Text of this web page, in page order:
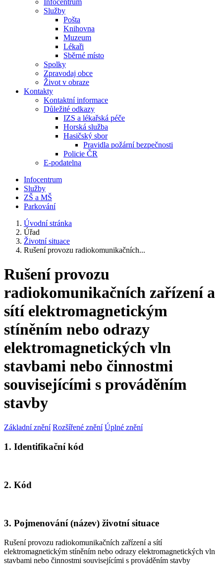
Infocentrum
Služby
Pošta
Knihovna
Muzeum
Lékaři
Sběrné místo
Spolky
Zpravodaj obce
Život v obraze
Kontakty
Kontaktní informace
Důležité odkazy
IZS a lékařská péče
Horská služba
Hasičský sbor
Pravidla požární bezpečnosti
Policie ČR
E-podatelna
Infocentrum
Služby
ZŠ a MŠ
Parkování
Úvodní stránka
Úřad
Životní situace
Rušení provozu radiokomunikačních...
Rušení provozu
radiokomunikačních zařízení a
sítí elektromagnetickým
stíněním nebo odrazy
elektromagnetických vln
stavbami nebo činnostmi
souvisejícími s prováděním
stavby
Základní znění Rozšířené znění Úplné znění
1. Identifikační kód
2. Kód
3. Pojmenování (název) životní situace
Rušení provozu radiokomunikačních zařízení a sítí
elektromagnetickým stíněním nebo odrazy elektromagnetických vln
stavbami nebo činnostmi souvisejícími s prováděním stavby